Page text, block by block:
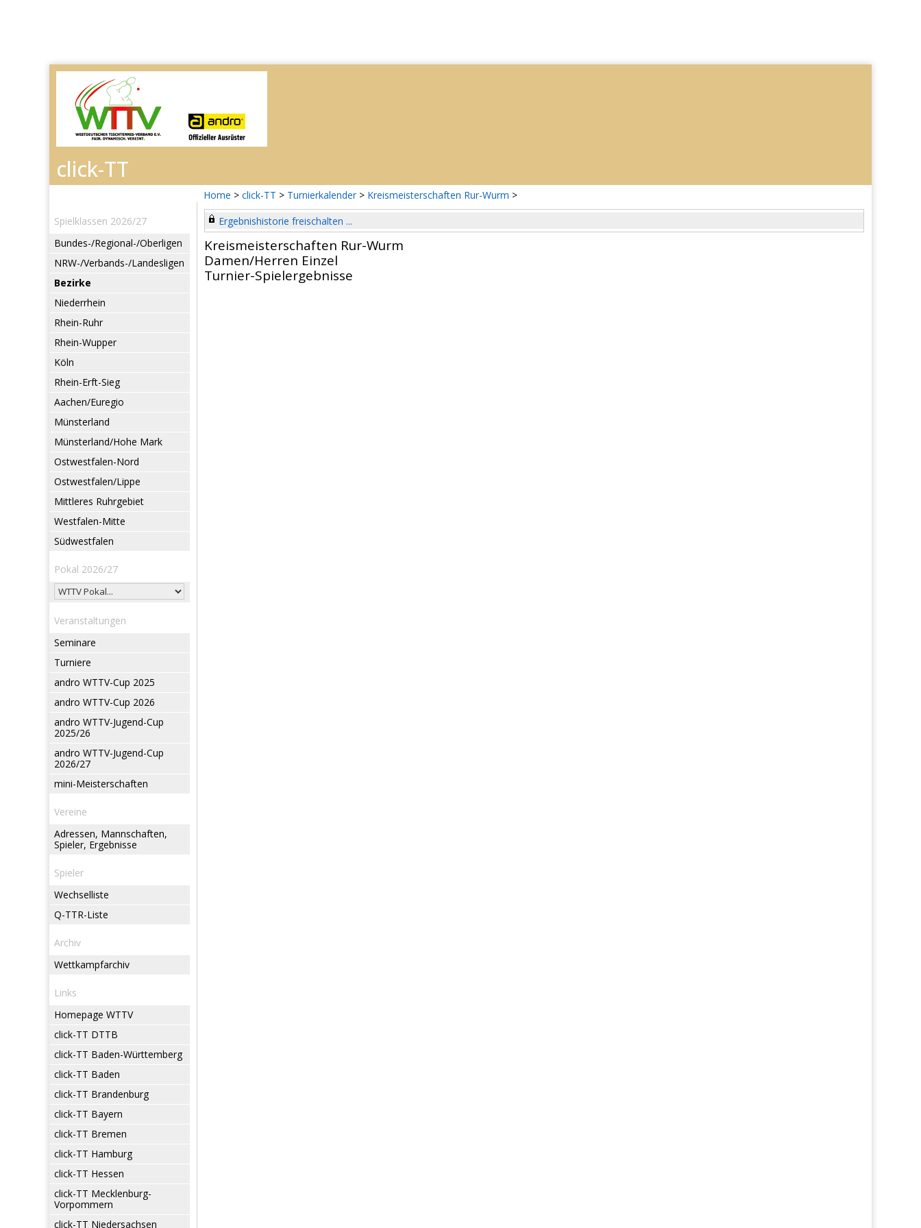
Home > click-TT > Turnierkalender > Kreismeisterschaften Rur-Wurm >
Spielklassen 2026/27
Bundes-/Regional-/Oberligen
NRW-/Verbands-/Landesligen
Bezirke
Niederrhein
Rhein-Ruhr
Rhein-Wupper
Köln
Rhein-Erft-Sieg
Aachen/Euregio
Münsterland
Münsterland/Hohe Mark
Ostwestfalen-Nord
Ostwestfalen/Lippe
Mittleres Ruhrgebiet
Westfalen-Mitte
Südwestfalen
Pokal 2026/27
Veranstaltungen
Seminare
Turniere
andro WTTV-Cup 2025
andro WTTV-Cup 2026
andro WTTV-Jugend-Cup
2025/26
andro WTTV-Jugend-Cup
2026/27
mini-Meisterschaften
Vereine
Adressen, Mannschaften,
Spieler, Ergebnisse
Spieler
Wechselliste
Q-TTR-Liste
Archiv
Wettkampfarchiv
Links
Homepage WTTV
click-TT DTTB
click-TT Baden-Württemberg
click-TT Baden
click-TT Brandenburg
click-TT Bayern
click-TT Bremen
click-TT Hamburg
click-TT Hessen
click-TT Mecklenburg-
Vorpommern
click-TT Niedersachsen
Ergebnishistorie freischalten ...
Kreismeisterschaften Rur-Wurm
Damen/Herren Einzel
Turnier-Spielergebnisse